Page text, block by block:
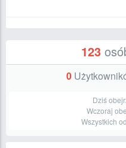
123
0
Dziś
Wczoraj
Wszystkich